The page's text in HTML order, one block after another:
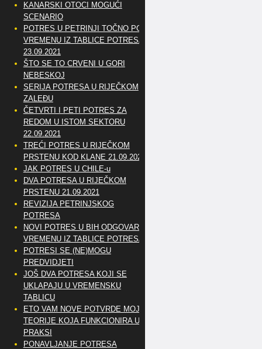
KANARSKI OTOCI MOGUĆI
SCENARIO
POTRES U PETRINJI TOČNO PO
VREMENU IZ TABLICE POTRESA
23.09.2021
ŠTO SE TO CRVENI U GORI
NEBESKOJ
SERIJA POTRESA U RIJEČKOM
ZALEĐU
ČETVRTI I PETI POTRES ZA
REDOM U ISTOM SEKTORU
22.09.2021
TREĆI POTRES U RIJEČKOM
PRSTENU KOD KLANE 21.09.2021
JAK POTRES U CHILE-u
DVA POTRESA U RIJEČKOM
PRSTENU 21.09.2021
REVIZIJA PETRINJSKOG
POTRESA
NOVI POTRES U BIH ODGOVARA
VREMENU IZ TABLICE POTRESA
POTRESI SE (NE)MOGU
PREDVIDJETI
JOŠ DVA POTRESA KOJI SE
UKLAPAJU U VREMENSKU
TABLICU
ETO VAM NOVE POTVRDE MOJE
TEORIJE KOJA FUNKCIONIRA U
PRAKSI
PONAVLJANJE POTRESA